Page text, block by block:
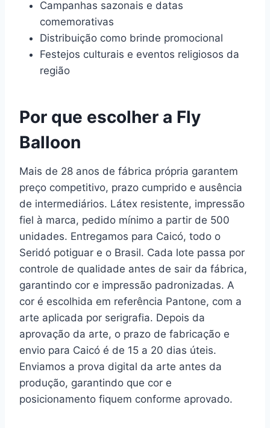
Campanhas sazonais e datas
comemorativas
Distribuição como brinde promocional
Festejos culturais e eventos religiosos da
região
Por que escolher a Fly
Balloon
Mais de 28 anos de fábrica própria garantem
preço competitivo, prazo cumprido e ausência
de intermediários. Látex resistente, impressão
fiel à marca, pedido mínimo a partir de 500
unidades. Entregamos para Caicó, todo o
Seridó potiguar e o Brasil. Cada lote passa por
controle de qualidade antes de sair da fábrica,
garantindo cor e impressão padronizadas. A
cor é escolhida em referência Pantone, com a
arte aplicada por serigrafia. Depois da
aprovação da arte, o prazo de fabricação e
envio para Caicó é de 15 a 20 dias úteis.
Enviamos a prova digital da arte antes da
produção, garantindo que cor e
posicionamento fiquem conforme aprovado.